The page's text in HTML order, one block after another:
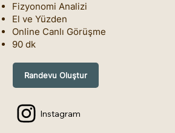
Fizyonomi Analizi
El ve Yüzden
Online Canlı Görüşme
90 dk
Randevu Oluştur
Instagram